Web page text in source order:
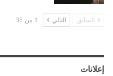
السابق التالي 1 من 35
إعلانات